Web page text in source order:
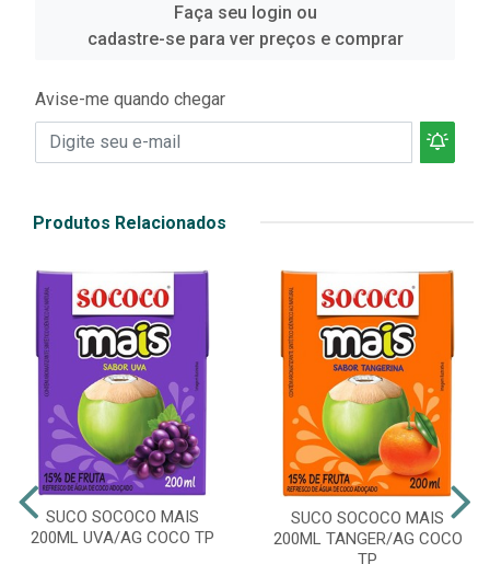
Faça seu login ou
cadastre-se para ver preços e comprar
Avise-me quando chegar
Produtos Relacionados
SUCO SOCOCO MAIS
200ML UVA/AG COCO TP
SUCO SOCOCO MAIS
200ML TANGER/AG COCO
TP